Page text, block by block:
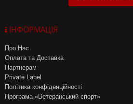
ІНФОРМАЦІЯ
Про Нас
Оплата та Доставка
Партнерам
Private Label
Політика конфіденційності
Програма «Ветеранський спорт»